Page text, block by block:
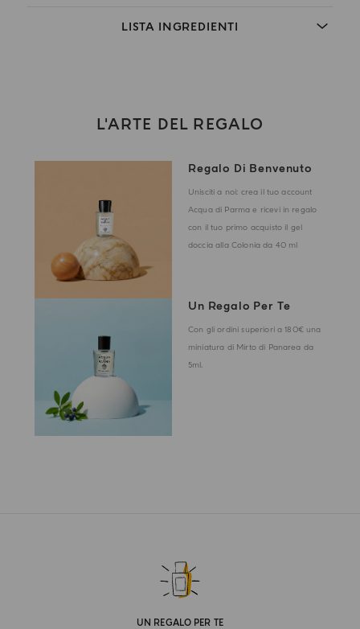
LISTA INGREDIENTI
L'ARTE DEL REGALO
Regalo Di Benvenuto
Unisciti a noi: crea il tuo account
Acqua di Parma e ricevi in regalo
con il tuo primo acquisto il gel
doccia alla Colonia da 40 ml
Un Regalo Per Te
Con gli ordini superiori a 180€ una
miniatura di Mirto di Panarea da
5ml.
UN REGALO PER TE